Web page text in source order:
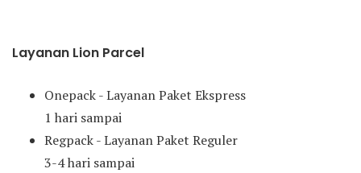
Layanan Lion Parcel
Onepack - Layanan Paket Ekspress
1 hari sampai
Regpack - Layanan Paket Reguler
3-4 hari sampai